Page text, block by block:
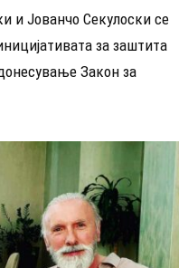
и Јованчо Секулоски се
за заштита
Закон за